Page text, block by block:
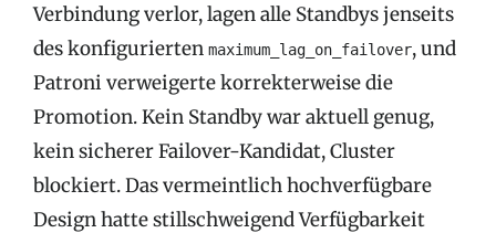
Verbindung verlor, lagen alle Standbys jenseits
des konfigurierten maximum_lag_on_failover, und
Patroni verweigerte korrekterweise die
Promotion. Kein Standby war aktuell genug,
kein sicherer Failover-Kandidat, Cluster
blockiert. Das vermeintlich hochverfügbare
Design hatte stillschweigend Verfügbarkeit